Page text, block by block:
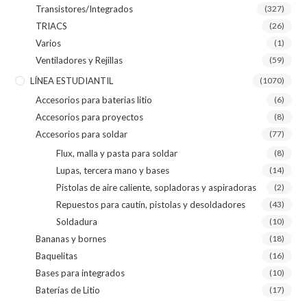
Transistores/Integrados (327)
TRIACS (26)
Varios (1)
Ventiladores y Rejillas (59)
LÍNEA ESTUDIANTIL (1070)
Accesorios para baterias litio (6)
Accesorios para proyectos (8)
Accesorios para soldar (77)
Flux, malla y pasta para soldar (8)
Lupas, tercera mano y bases (14)
Pistolas de aire caliente, sopladoras y aspiradoras (2)
Repuestos para cautín, pistolas y desoldadores (43)
Soldadura (10)
Bananas y bornes (18)
Baquelitas (16)
Bases para integrados (10)
Baterías de Litio (17)